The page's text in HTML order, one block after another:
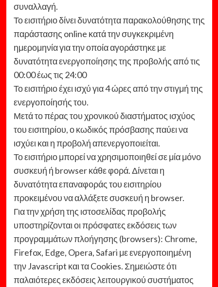
συναλλαγή.
Το εισιτήριο δίνει δυνατότητα παρακολούθησης της
παράστασης online κατά την συγκεκριμένη
ημερομηνία για την οποία αγοράστηκε με
δυνατότητα ενεργοποίησης της προβολής από τις
00:00 έως τις 24:00
Το εισιτήριο έχει ισχύ για 4 ώρες από την στιγμή της
ενεργοποίησής του.
Μετά το πέρας του χρονικού διαστήματος ισχύος
του εισιτηρίου, ο κωδικός πρόσβασης παύει να
ισχύει και η προβολή απενεργοποιείται.
Το εισιτήριο μπορεί να χρησιμοποιηθεί σε μία μόνο
συσκευή ή browser κάθε φορά. Δίνεται η
δυνατότητα επαναφοράς του εισιτηρίου
προκειμένου να αλλάξετε συσκευή η browser.
Για την χρήση της ιστοσελίδας προβολής
υποστηρίζονται οι πρόσφατες εκδόσεις των
προγραμμάτων πλοήγησης (browsers): Chrome,
Firefox, Edge, Opera, Safari με ενεργοποιημένη
την Javascript και τα Cookies. Σημειώστε ότι
παλαιότερες εκδόσεις λειτουργικού συστήματος